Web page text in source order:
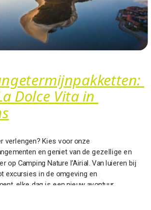
Dolce Vita in
verlengen? Kies voor onze
en geniet van de gezellige en
op Camping Nature l’Airial. Van luieren bij
excursies in de omgeving en
elke dag is een nieuw avontuur.